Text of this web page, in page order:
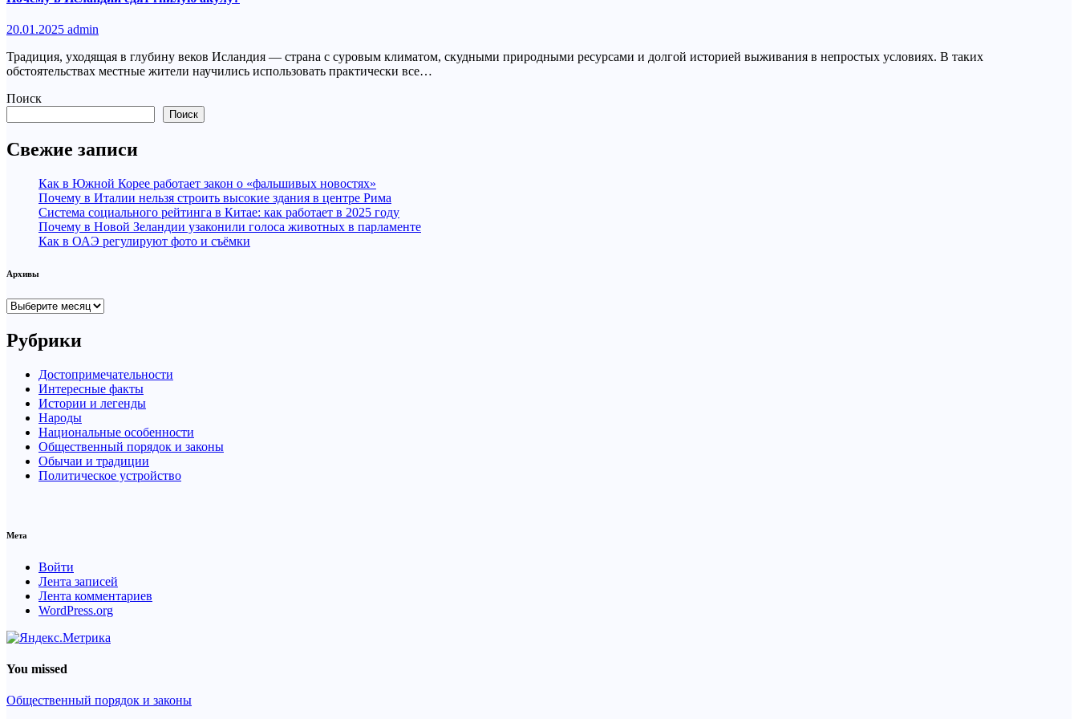
20.01.2025 admin
Традиция, уходящая в глубину веков Исландия — страна с суровым климатом, скудными природными ресурсами и долгой историей выживания в непростых условиях. В таких
обстоятельствах местные жители научились использовать практически все…
Поиск
Поиск
Свежие записи
Как в Южной Корее работает закон о «фальшивых новостях»
Почему в Италии нельзя строить высокие здания в центре Рима
Система социального рейтинга в Китае: как работает в 2025 году
Почему в Новой Зеландии узаконили голоса животных в парламенте
Как в ОАЭ регулируют фото и съёмки
Архивы
Архивы
Рубрики
Достопримечательности
Интересные факты
Истории и легенды
Народы
Национальные особенности
Общественный порядок и законы
Обычаи и традиции
Политическое устройство
Мета
Войти
Лента записей
Лента комментариев
WordPress.org
You missed
Общественный порядок и законы